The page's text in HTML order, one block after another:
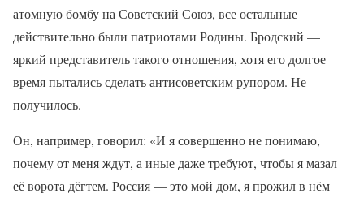
атомную бомбу на Советский Союз, все остальные
действительно были патриотами Родины. Бродский —
яркий представитель такого отношения, хотя его долгое
время пытались сделать антисоветским рупором. Не
получилось.
Он, например, говорил: «И я совершенно не понимаю,
почему от меня ждут, а иные даже требуют, чтобы я мазал
её ворота дёгтем. Россия — это мой дом, я прожил в нём